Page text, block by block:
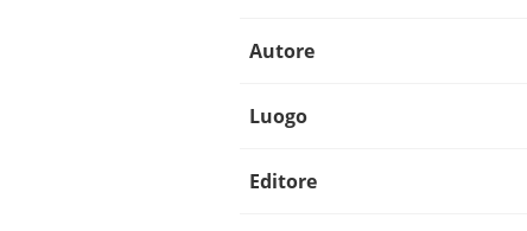
Autore
Luogo
Editore